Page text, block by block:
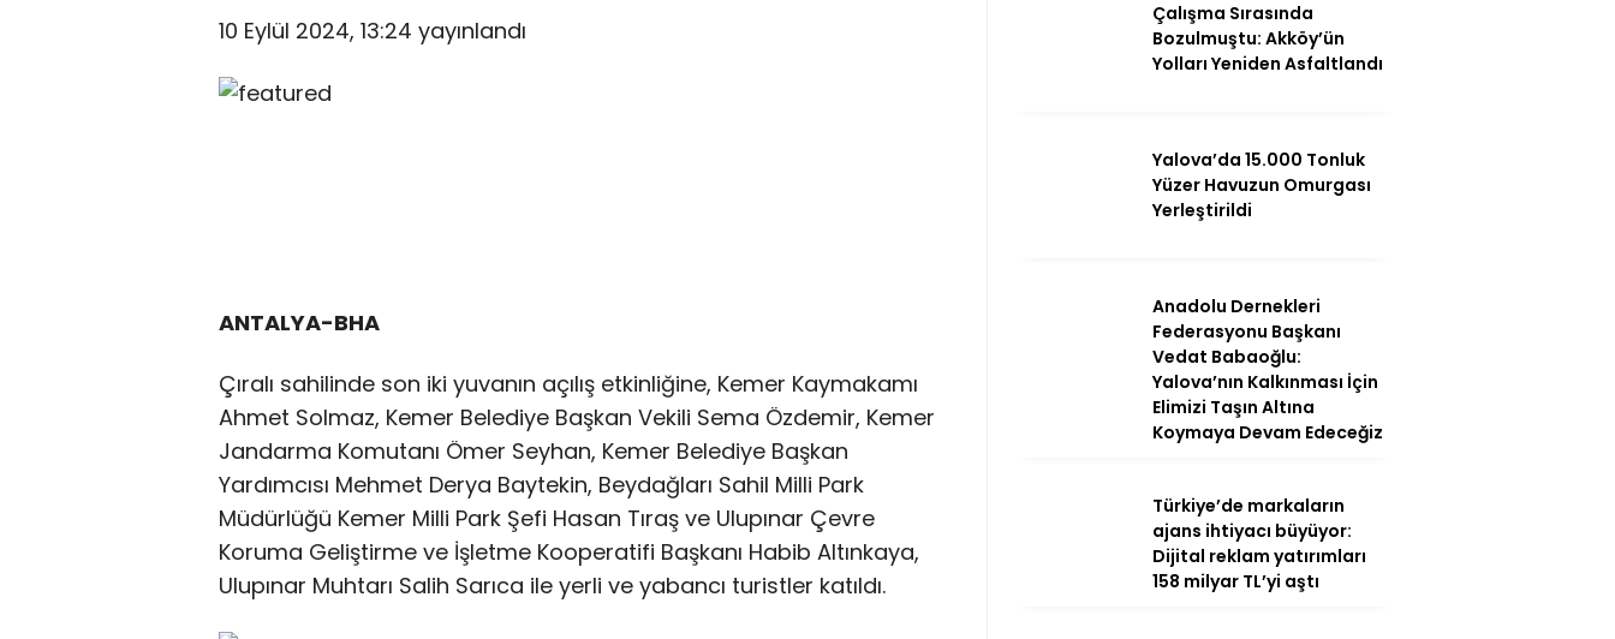
10 Eylül 2024, 13:24 yayınlandı
ANTALYA-BHA
Çıralı sahilinde son iki yuvanın açılış etkinliğine, Kemer Kaymakamı
Ahmet Solmaz, Kemer Belediye Başkan Vekili Sema Özdemir, Kemer
Jandarma Komutanı Ömer Seyhan, Kemer Belediye Başkan
Yardımcısı Mehmet Derya Baytekin, Beydağları Sahil Milli Park
Müdürlüğü Kemer Milli Park Şefi Hasan Tıraş ve Ulupınar Çevre
Koruma Geliştirme ve İşletme Kooperatifi Başkanı Habib Altınkaya,
Ulupınar Muhtarı Salih Sarıca ile yerli ve yabancı turistler katıldı.
Çalışma Sırasında
Bozulmuştu: Akköy’ün
Yolları Yeniden Asfaltlandı
Yalova’da 15.000 Tonluk
Yüzer Havuzun Omurgası
Yerleştirildi
Anadolu Dernekleri
Federasyonu Başkanı
Vedat Babaoğlu:
Yalova’nın Kalkınması İçin
Elimizi Taşın Altına
Koymaya Devam Edeceğiz
Türkiye’de markaların
ajans ihtiyacı büyüyor:
Dijital reklam yatırımları
158 milyar TL’yi aştı